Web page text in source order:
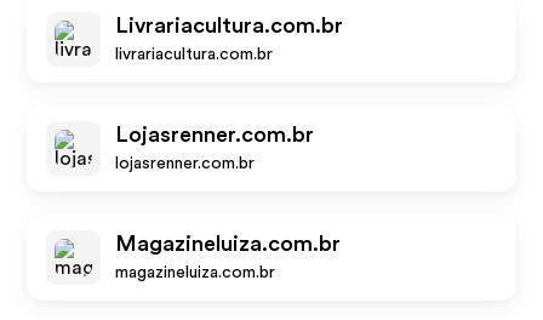
Livrariacultura.com.br
livrariacultura.com.br
Lojasrenner.com.br
lojasrenner.com.br
Magazineluiza.com.br
magazineluiza.com.br